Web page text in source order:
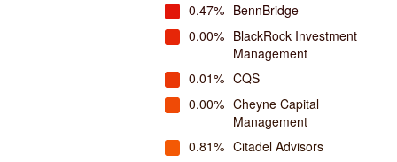
0.47% BennBridge
0.00% BlackRock Investment
Management
0.01% CQS
0.00% Cheyne Capital
Management
0.81% Citadel Advisors